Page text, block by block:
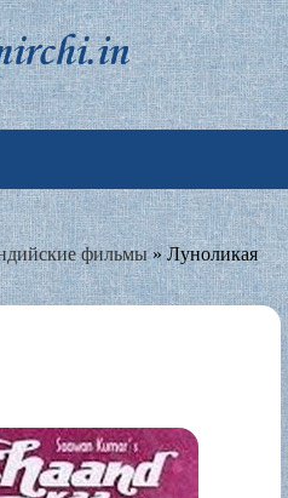
смотреть
фильмы»Луноликая